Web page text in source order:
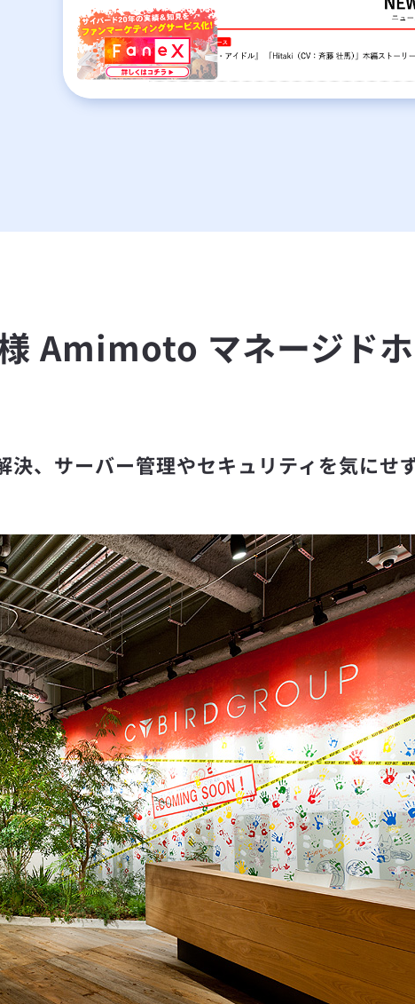
Amimoto マネージド
決、サーバー管理やセキュリティを気にせ